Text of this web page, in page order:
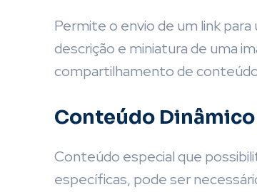
Permite o envio de um link
descrição e miniatura de uma
compartilhamento de
Conteúdo
Conteúdo especial que
específicas, pode ser